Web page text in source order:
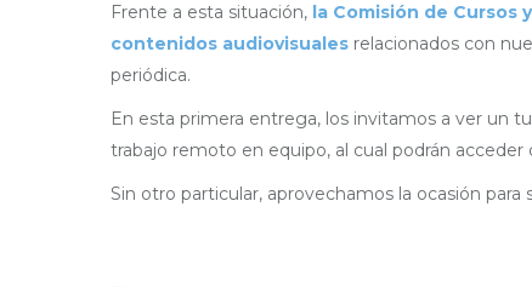
Frente a esta situación, la Comisión de Cursos
contenidos audiovisuales relacionados con
periódica.
En esta primera entrega, los invitamos a ver un
trabajo remoto en equipo, al cual podrán acceder
Sin otro particular, aprovechamos la ocasión para